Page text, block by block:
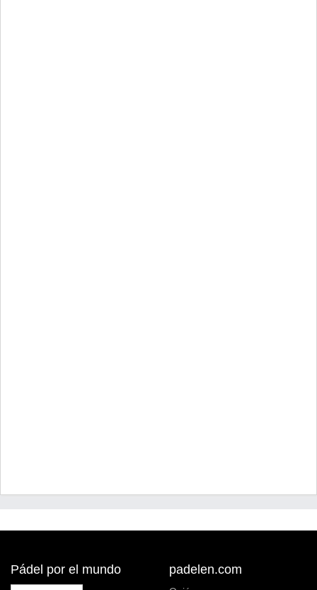
Pádel por el mundo padelen.com